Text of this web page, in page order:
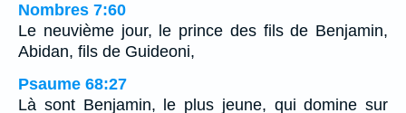
Nombres 7:60
Le neuvième jour, le prince des fils de Benjamin,
Abidan, fils de Guideoni,
Psaume 68:27
Là sont Benjamin, le plus jeune, qui domine sur